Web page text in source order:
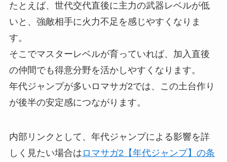
たとえば、世代交代直後に主力の武器レベルが低
いと、強敵相手に火力不足を感じやすくなりま
す。
そこでマスターレベルが育っていれば、加入直後
の仲間でも得意分野を活かしやすくなります。
年代ジャンプが多いロマサガ2では、この土台作り
が後半の安定感につながります。
内部リンクとして、年代ジャンプによる影響を詳
しく見たい場合は ロマサガ2【年代ジャンプ】の条